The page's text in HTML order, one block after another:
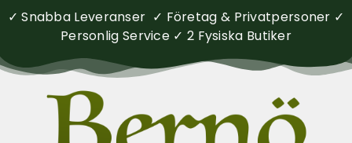
✓ Snabba Leveranser ✓ Företag & Privatpersoner ✓
Personlig Service ✓ 2 Fysiska Butiker